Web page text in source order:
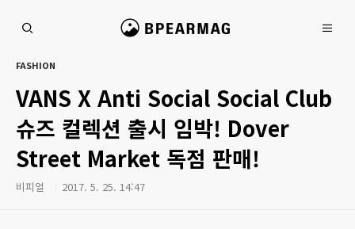
비피얼 매거진
FASHION
VANS X Anti Social Social Club
슈즈 컬렉션 출시 임박! Dover
Street Market 독점 판매!
비피얼 2017. 5. 25. 14:47